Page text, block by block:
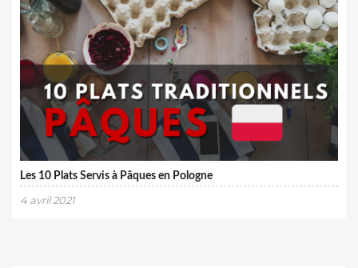
Les 10 Plats Servis à Pâques en Pologne
4 avril 2021